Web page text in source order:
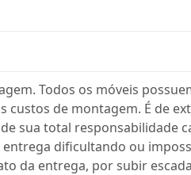
Todos os móveis
custos de montagem. É de
sua total responsabilidade
dificultando ou
da entrega, por subir